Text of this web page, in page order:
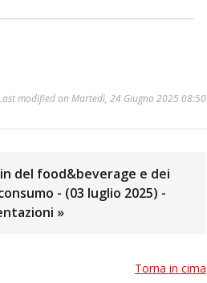
modified on Martedì, 24 Giugno 2025 08:50
del food&beverage e dei
- (03 luglio 2025) -
»
Torna in cima